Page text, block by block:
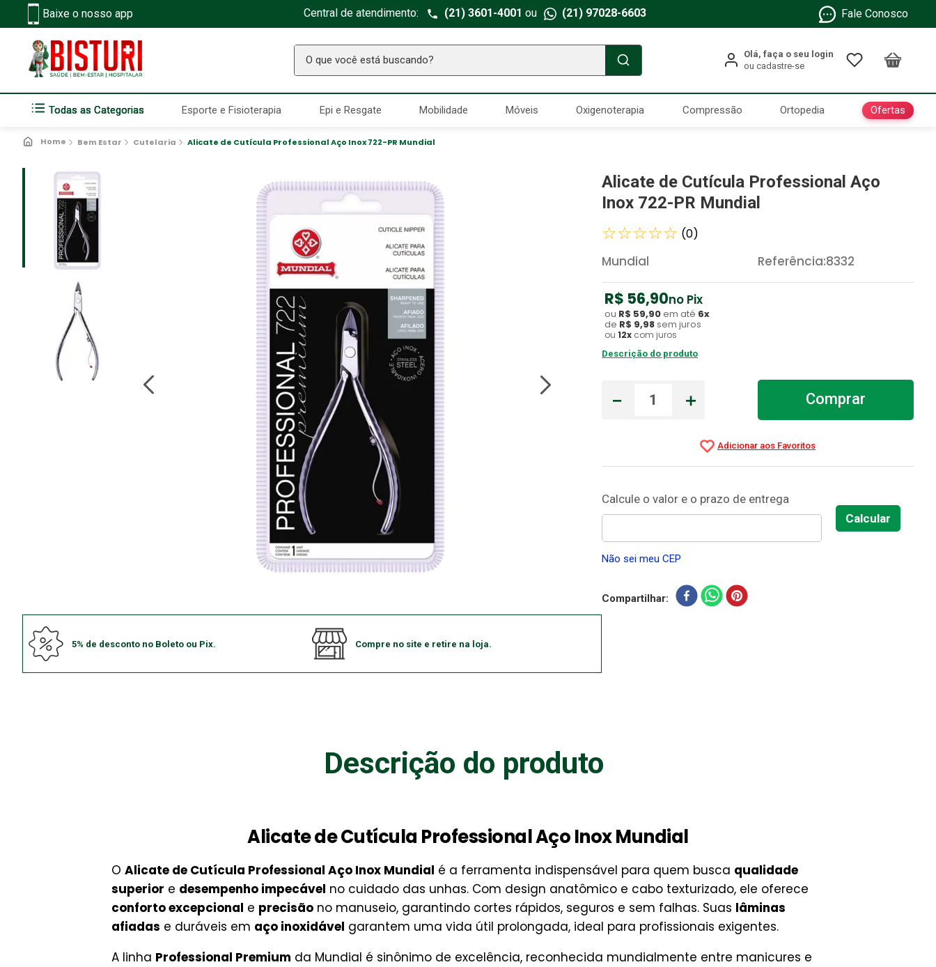
Baixe o nosso app Central de atendimento: (21) 3601-4001 ou (21) 97028-6603 Fale Conosco
O que você está buscando?
Todas as Categorias Esporte e Fisioterapia Epi e Resgate Mobilidade Móveis Oxigenoterapia Compressão Ortopedia Ofertas
Bem Estar Cutelaria Alicate de Cutícula Professional Aço Inox 722-PR Mundial
5% de desconto no Boleto ou Pix. Compre no site e retire na loja.
Alicate de Cutícula Professional Aço
Inox 722-PR Mundial
☆☆☆☆☆ (0)
Mundial Referência:8332
R$ 56,90no Pix
ou R$ 59,90em até 6x
de R$ 9,98 sem juros
ou 12x com juros
Descrição do produto
＋
－ Comprar
Não sei meu CEP
Compartilhar
Descrição do produto
Alicate de Cutícula Professional Aço Inox Mundial
O Alicate de Cutícula Professional Aço Inox Mundial é a ferramenta indispensável para quem busca qualidade
superior e desempenho impecável no cuidado das unhas. Com design anatômico e cabo texturizado, ele oferece
conforto excepcional e precisão no manuseio, garantindo cortes rápidos, seguros e sem falhas. Suas lâminas
afiadas e duráveis em aço inoxidável garantem uma vida útil prolongada, ideal para profissionais exigentes.
A linha Professional Premium da Mundial é sinônimo de excelência, reconhecida mundialmente entre manicures e
TERMOS MAIS BUSCADOS
Seringa Insulina
2º Fralda Geriatrica
4º Littmann
5º Absorvente Geriatrico
6º Estetoscopio Littmann
7º Aparelho Pressão
8º Gaze Esteril
Curativo
Gaze